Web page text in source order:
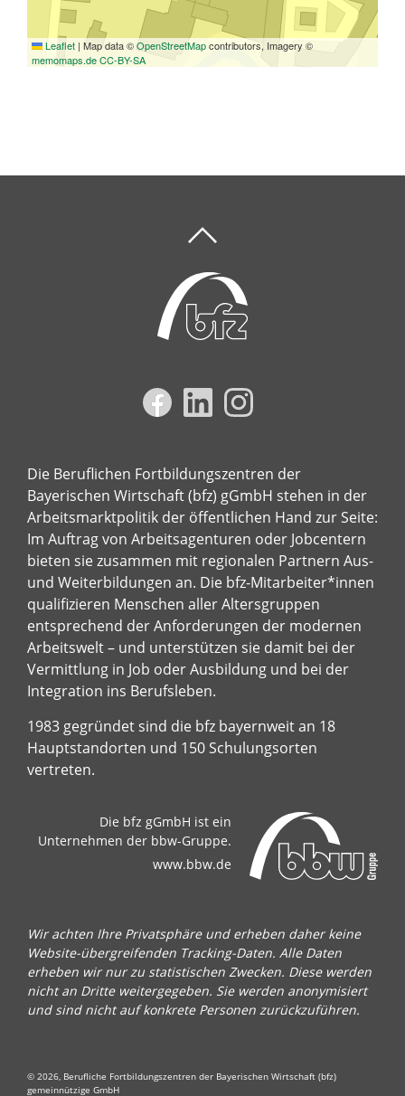
Leaflet | Map data ©OpenStreetMapcontributors, Imagery ©
memomaps.deCC-BY-SA
Die Beruflichen Fortbildungszentren der
Bayerischen Wirtschaft (bfz) gGmbH stehen in der
Arbeitsmarktpolitik der öffentlichen Hand zur Seite:
Im Auftrag von Arbeitsagenturen oder Jobcentern
bieten sie zusammen mit regionalen Partnern Aus-
und Weiterbildungen an. Die bfz-Mitarbeiter*innen
qualifizieren Menschen aller Altersgruppen
entsprechend der Anforderungen der modernen
Arbeitswelt – und unterstützen sie damit bei der
Vermittlung in Job oder Ausbildung und bei der
Integration ins Berufsleben.
1983 gegründet sind die bfz bayernweit an 18
Hauptstandorten und 150 Schulungsorten
vertreten.
Die bfz gGmbH ist ein
Unternehmen der bbw-Gruppe.
www.bbw.de
Wir achten Ihre Privatsphäre und erheben daher keine
Website-übergreifenden Tracking-Daten. Alle Daten
erheben wir nur zu statistischen Zwecken. Diese werden
nicht an Dritte weitergegeben. Sie werden anonymisiert
und sind nicht auf konkrete Personen zurückzuführen.
© 2026, Berufliche Fortbildungszentren der Bayerischen Wirtschaft (bfz)
gemeinnützige GmbH